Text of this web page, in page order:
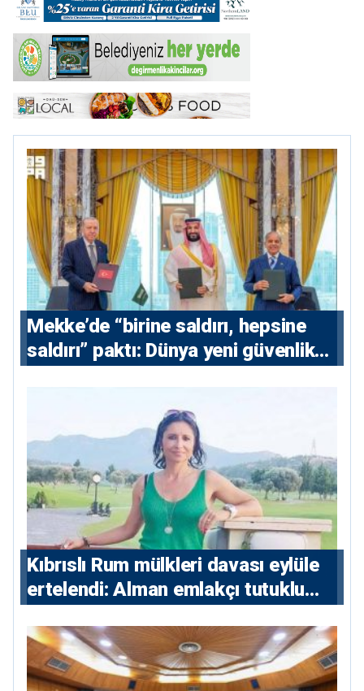
Mekke’de “birine saldırı, hepsine
saldırı” paktı: Dünya yeni güvenlik
Kıbrıslı Rum mülkleri davası eylüle
ertelendi: Alman emlakçı tutuklu